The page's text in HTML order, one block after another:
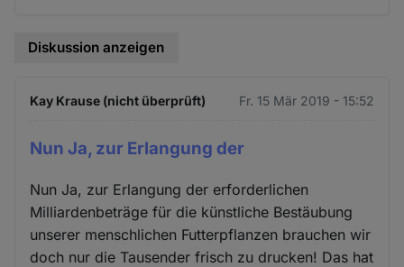
Diskussion anzeigen
Kay Krause (nicht überprüft) Fr. 15 Mär 2019 - 15:52
Nun Ja, zur Erlangung der
Nun Ja, zur Erlangung der erforderlichen
Milliardenbeträge für die künstliche Bestäubung
unserer menschlichen Futterpflanzen brauchen wir
doch nur die Tausender frisch zu drucken! Das hat